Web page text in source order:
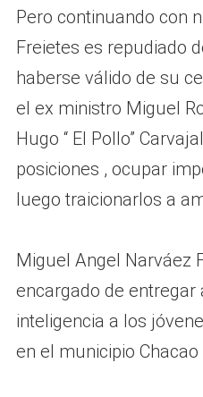
Pero continuando con
Freietes es repudiado
haberse válido de su
el ex ministro Miguel
Hugo “ El Pollo”
posiciones , ocupar
luego traicionarlos a
Miguel Angel Narváez
encargado de entregar
inteligencia a los
en el municipio